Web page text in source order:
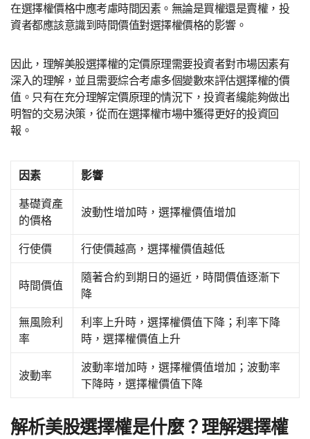
在選擇權價格中應考慮時間因素。無論是買權還是賣權，投
資者都應該意識到時間價值對選擇權價格的影響。
因此，理解美股選擇權的定價原理需要投資者對市場因素有
深入的理解，並且需要綜合考慮多個變數來評估選擇權的價
值。只有在充分理解定價原理的情況下，投資者纔能夠做出
明智的交易決策，從而在選擇權市場中獲得更好的投資回
報。
因素 影響
基礎資產
的價格
波動性增加時，選擇權價值增加
行使價 行使價越高，選擇權價值越低
時間價值
隨著合約到期日的逼近，時間價值逐漸下
降
無風險利
率
利率上升時，選擇權價值下降；利率下降
時，選擇權價值上升
波動率
波動率增加時，選擇權價值增加；波動率
下降時，選擇權價值下降
解析美股選擇權是什麼？理解選擇權